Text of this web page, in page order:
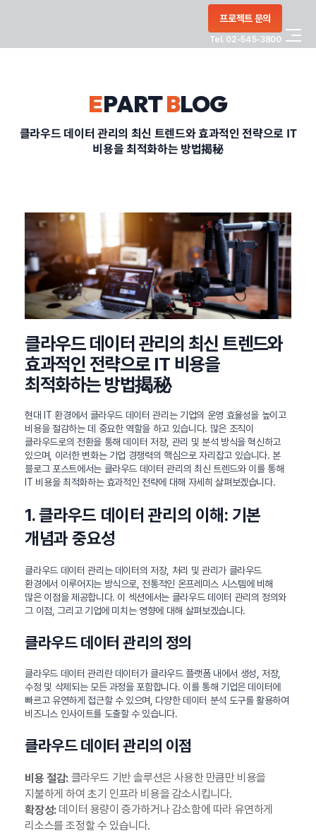
프로젝트 문의
Tel. 02-545-3800
CONTACT
정부지원사업
EPARTBLOG
클라우드 데이터 관리의 최신 트렌드와 효과적인 전략으로 IT
비용을 최적화하는 방법揭秘
클라우드 데이터 관리의 최신 트렌드와
효과적인 전략으로 IT 비용을
최적화하는 방법揭秘
현대 IT 환경에서 클라우드 데이터 관리는 기업의 운영 효율성을 높이고
비용을 절감하는 데 중요한 역할을 하고 있습니다. 많은 조직이
클라우드로의 전환을 통해 데이터 저장, 관리 및 분석 방식을 혁신하고
있으며, 이러한 변화는 기업 경쟁력의 핵심으로 자리잡고 있습니다. 본
블로그 포스트에서는 클라우드 데이터 관리의 최신 트렌드와 이를 통해
IT 비용을 최적화하는 효과적인 전략에 대해 자세히 살펴보겠습니다.
1. 클라우드 데이터 관리의 이해: 기본
개념과 중요성
클라우드 데이터 관리는 데이터의 저장, 처리 및 관리가 클라우드
환경에서 이루어지는 방식으로, 전통적인 온프레미스 시스템에 비해
많은 이점을 제공합니다. 이 섹션에서는 클라우드 데이터 관리의 정의와
그 이점, 그리고 기업에 미치는 영향에 대해 살펴보겠습니다.
클라우드 데이터 관리의 정의
클라우드 데이터 관리란 데이터가 클라우드 플랫폼 내에서 생성, 저장,
수정 및 삭제되는 모든 과정을 포함합니다. 이를 통해 기업은 데이터에
빠르고 유연하게 접근할 수 있으며, 다양한 데이터 분석 도구를 활용하여
비즈니스 인사이트를 도출할 수 있습니다.
클라우드 데이터 관리의 이점
비용 절감:클라우드 기반 솔루션은 사용한 만큼만 비용을
지불하게 하여 초기 인프라 비용을 감소시킵니다.
확장성:데이터 용량이 증가하거나 감소함에 따라 유연하게
리소스를 조정할 수 있습니다.